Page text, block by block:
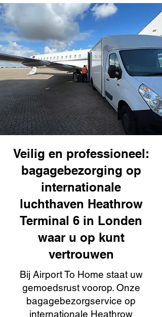
Veilig en professioneel:
bagagebezorging op
internationale
luchthaven Heathrow
Terminal 6 in Londen
waar u op kunt
vertrouwen
Bij Airport To Home staat uw
gemoedsrust voorop. Onze
bagagebezorgservice op
internationale Heathrow